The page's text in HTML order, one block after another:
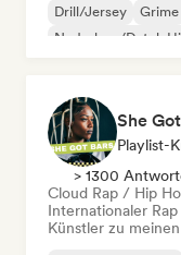
Drill/Jersey
Grime
Nederhop/Dutch
She
Playlist-
> 1300
Cloud Rap / Hip
Internationaler Rap
Künstler zu